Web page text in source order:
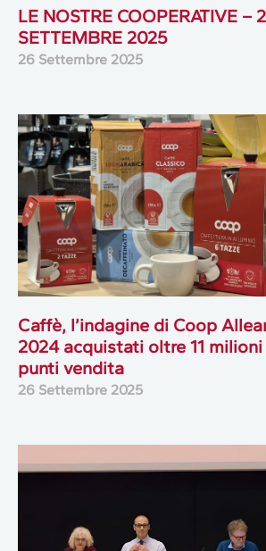
LE NOSTRE COOPERATIVE –
SETTEMBRE 2025
26 Settembre 2025
Caffè, l’indagine di Coop
2024 acquistati oltre 11
punti vendita
26 Settembre 2025